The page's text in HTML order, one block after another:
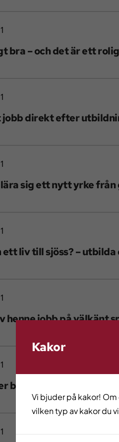
bra – och det är ett
jobb direkt efter
sig ett nytt yrke från
ett liv till sjöss? –
henne jobb på välkänt
behövs i
Kakor
Vi bjuder på kakor!
vilken typ av kakor du